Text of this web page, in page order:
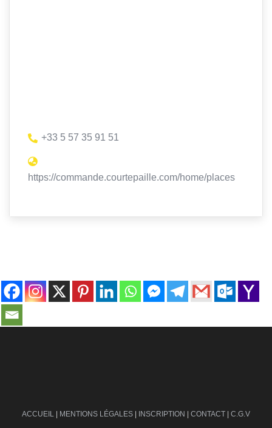
+33 5 57 35 91 51
https://commande.courtepaille.com/home/places
ACCUEIL | MENTIONS LÉGALES | INSCRIPTION | CONTACT | C.G.V